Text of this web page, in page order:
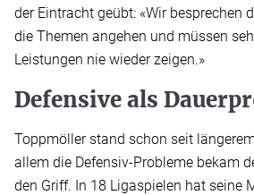
der Eintracht geübt: «Wir besprechen
die Themen angehen und müssen
Leistungen nie wieder zeigen.»
Defensive als
Toppmöller stand schon seit
allem die Defensiv-Probleme bekam
den Griff. In 18 Ligaspielen hat seine